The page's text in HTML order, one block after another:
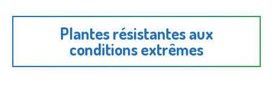
Plantes résistantes aux
conditions extrêmes